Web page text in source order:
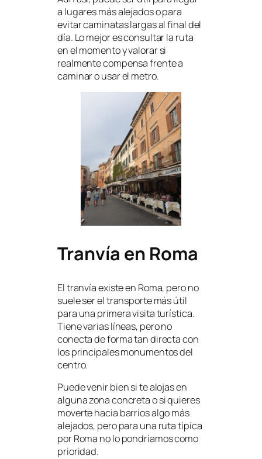
a lugares más alejados o para
evitar caminatas largas al final del
día. Lo mejor es consultar la ruta
en el momento y valorar si
realmente compensa frente a
caminar o usar el metro.
Tranvía en Roma
El tranvía existe en Roma, pero no
suele ser el transporte más útil
para una primera visita turística.
Tiene varias líneas, pero no
conecta de forma tan directa con
los principales monumentos del
centro.
Puede venir bien si te alojas en
alguna zona concreta o si quieres
moverte hacia barrios algo más
alejados, pero para una ruta típica
por Roma no lo pondríamos como
prioridad.